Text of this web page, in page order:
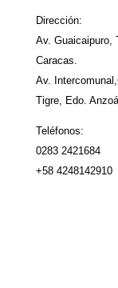
Dirección:
Av. Guaicaipuro,
Caracas.
Av.
Tigre, Edo.
Teléfonos:
0283 2421684
+58 4248142910